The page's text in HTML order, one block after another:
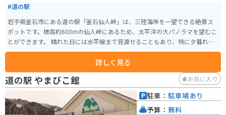
#道の駅
岩手県釜石市にある道の駅「釜石仙人峠」は、三陸海岸を一望できる絶景ス
ポットです。標高約600mの仙人峠にあるため、太平洋の大パノラマを望むこ
とができます。 晴れた日には水平線まで見渡せることもあり、特に夕暮れ時
は息をのむほどの美しさです。レストランでは地元産の新鮮な食材を使った
料理が楽しめ、お土産コーナーには海産物や地元の特産品が並びます。 バイ
クで訪れる場合は、峠道はカーブが多いので注意が必要です。駐車場も広
く、休憩に最適な道の駅です。
詳しく見る
道の駅 やまびこ館 お気に入り
駐車： 駐車場あり
予算： 無料